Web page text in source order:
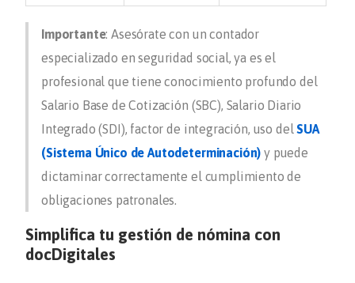
Importante: Asesórate con un contador
especializado en seguridad social, ya es el
profesional que tiene conocimiento profundo del
Salario Base de Cotización (SBC), Salario Diario
Integrado (SDI), factor de integración, uso delSUA
(Sistema Único de Autodeterminación) y puede
dictaminar correctamente el cumplimiento de
obligaciones patronales.
Simplifica tu gestión de nómina con
docDigitales